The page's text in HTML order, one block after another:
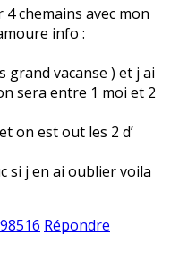
chemains avec mon
info :
grand vacanse ) et j ai
sera entre 1 moi et 2
on est out les 2 d’
si j en ai oublier voila
Répondre